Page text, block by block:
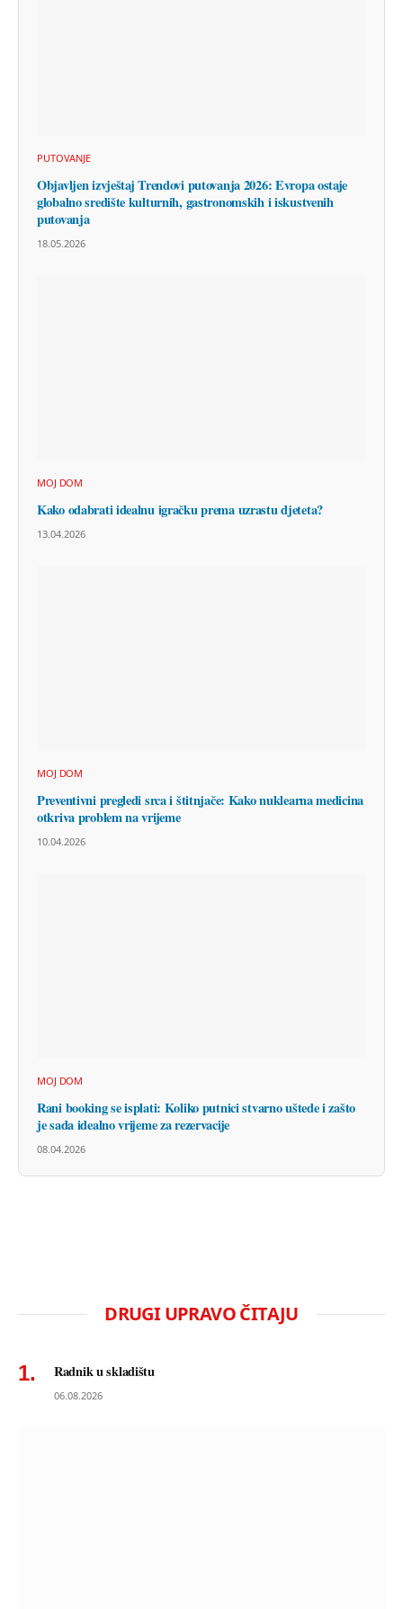
PUTOVANJE
Objavljen izvještaj Trendovi putovanja 2026: Evropa ostaje
globalno središte kulturnih, gastronomskih i iskustvenih
putovanja
18.05.2026
MOJ DOM
Kako odabrati idealnu igračku prema uzrastu djeteta?
13.04.2026
MOJ DOM
Preventivni pregledi srca i štitnjače: Kako nuklearna medicina
otkriva problem na vrijeme
10.04.2026
MOJ DOM
Rani booking se isplati: Koliko putnici stvarno uštede i zašto
je sada idealno vrijeme za rezervacije
08.04.2026
DRUGI UPRAVO ČITAJU
Radnik u skladištu
06.08.2026